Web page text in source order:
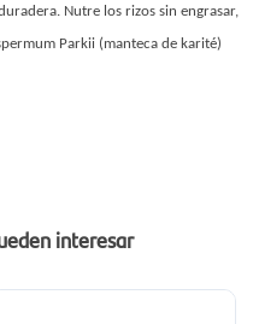
Nutre los rizos sin engrasar,
Parkii (manteca de karité)
interesar